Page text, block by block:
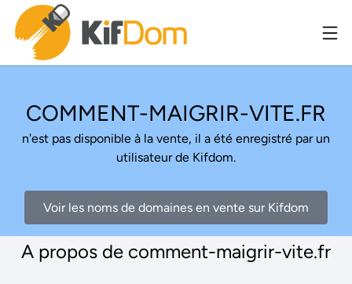
COMMENT-MAIGRIR-VITE.FR
n'est pas disponible à la vente, il a été enregistré par un
utilisateur de Kifdom.
Voir les noms de domaines en vente sur Kifdom
A propos de comment-maigrir-vite.fr